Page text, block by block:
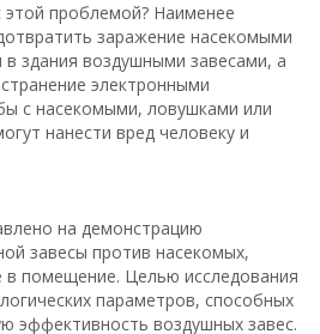
проблемой? Наименее
заражение насекомыми
здания воздушными завесами, а
электронными
с насекомыми, ловушками или
нанести вред человеку и
на демонстрацию
завесы против насекомых,
в помещение. Целью исследования
параметров, способных
эффективность воздушных завес.